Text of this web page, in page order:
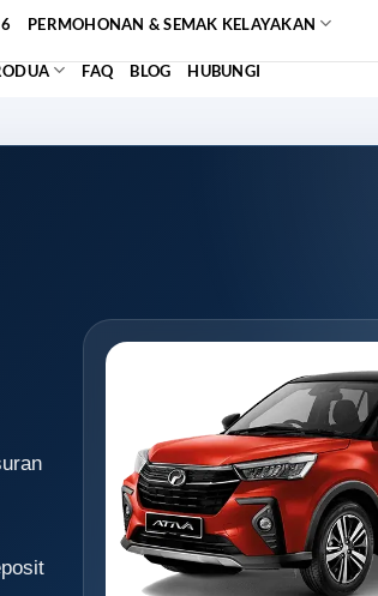
PERMOHONAN & SEMAK KELAYAKAN
FAQ BLOG HUBUNGI